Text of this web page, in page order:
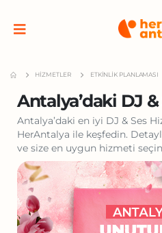
HIZMETLER ETKINLIK PLANLAMASI
Antalya’daki DJ
Antalya’daki en iyi DJ & Ses
HerAntalya ile keşfedin.
ve size en uygun hizmeti